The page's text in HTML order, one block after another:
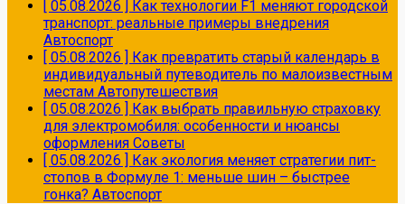
[ 05.08.2026 ] Как технологии F1 меняют городской
транспорт: реальные примеры внедрения
Автоспорт
[ 05.08.2026 ] Как превратить старый календарь в
индивидуальный путеводитель по малоизвестным
местам Автопутешествия
[ 05.08.2026 ] Как выбрать правильную страховку
для электромобиля: особенности и нюансы
оформления Советы
[ 05.08.2026 ] Как экология меняет стратегии пит-
стопов в Формуле 1: меньше шин – быстрее
гонка? Автоспорт